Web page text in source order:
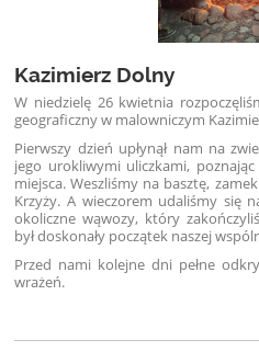
Kazimierz Dolny
W niedzielę 26 kwietnia
geograficzny w malowniczym
Pierwszy dzień upłynął nam na
jego urokliwymi uliczkami,
miejsca. Weszliśmy na basztę,
Krzyży. A wieczorem udaliśmy się
okoliczne wąwozy, który
był doskonały początek naszej
Przed nami kolejne dni pełne
wrażeń.